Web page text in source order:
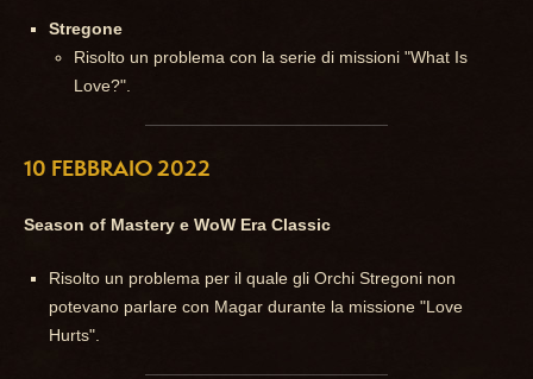
Stregone
Risolto un problema con la serie di missioni "What Is
Love?".
10 FEBBRAIO 2022
Season of Mastery e WoW Era Classic
Risolto un problema per il quale gli Orchi Stregoni non
potevano parlare con Magar durante la missione "Love
Hurts".